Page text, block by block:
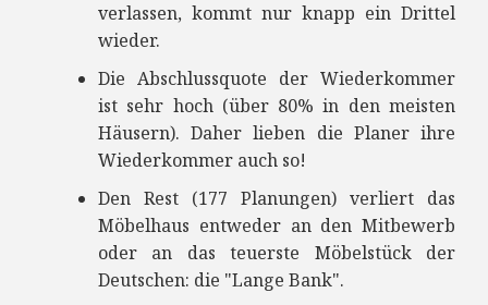
verlassen, kommt nur knapp ein Drittel
wieder.
Die Abschlussquote der Wiederkommer
ist sehr hoch (über 80% in den meisten
Häusern). Daher lieben die Planer ihre
Wiederkommer auch so!
Den Rest (177 Planungen) verliert das
Möbelhaus entweder an den Mitbewerb
oder an das teuerste Möbelstück der
Deutschen: die "Lange Bank".